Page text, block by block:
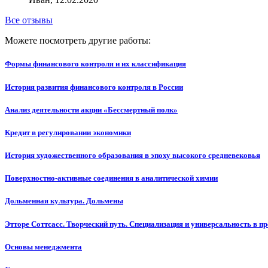
Все отзывы
Можете посмотреть другие работы:
Формы финансового контроля и их классификация
История развития финансового контроля в России
Анализ деятельности акции «Бессмертный полк»
Кредит в регулировании экономики
История художественного образования в эпоху высокого средневековья
Поверхностно-активные соединения в аналитической химии
Дольменная культура. Дольмены
Этторе Соттсасс. Творческий путь. Специализация и универсальность в
Основы менеджмента